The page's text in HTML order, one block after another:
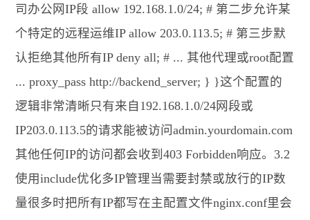
司办公网IP段 allow 192.168.1.0/24; # 第二步允许某
个特定的远程运维IP allow 203.0.113.5; # 第三步默
认拒绝其他所有IP deny all; # ... 其他代理或root配置
... proxy_pass http://backend_server; } }这个配置的
逻辑非常清晰只有来自192.168.1.0/24网段或
IP203.0.113.5的请求能被访问admin.yourdomain.com
其他任何IP的访问都会收到403 Forbidden响应。3.2
使用include优化多IP管理当需要封禁或放行的IP数
量很多时把所有IP都写在主配置文件nginx.conf里会